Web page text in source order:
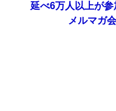
延べ6万人以上が
メルマガ